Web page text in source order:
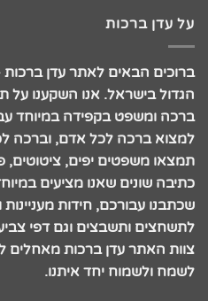
על עדן ברכות
ברוכים הבאים לאתר עדן
הגדול בישראל. אנו השקענו על
ברכה ומשפט בקפידה במיוחד
למצוא ברכה לכל אדם, וברכה
תמצאו משפטים יפים, ציטוטים,
כתיבה שונים שאנו מציעים
שכתבנו עבורכם, חידות
לתשחצים ותשבצים וגם דפי
צוות האתר עדן ברכות מאחלים
לשמח ולשמוח יחד איתנו.